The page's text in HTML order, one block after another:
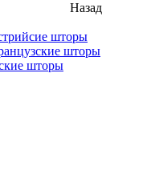
Назад
шторы
шторы
шторы